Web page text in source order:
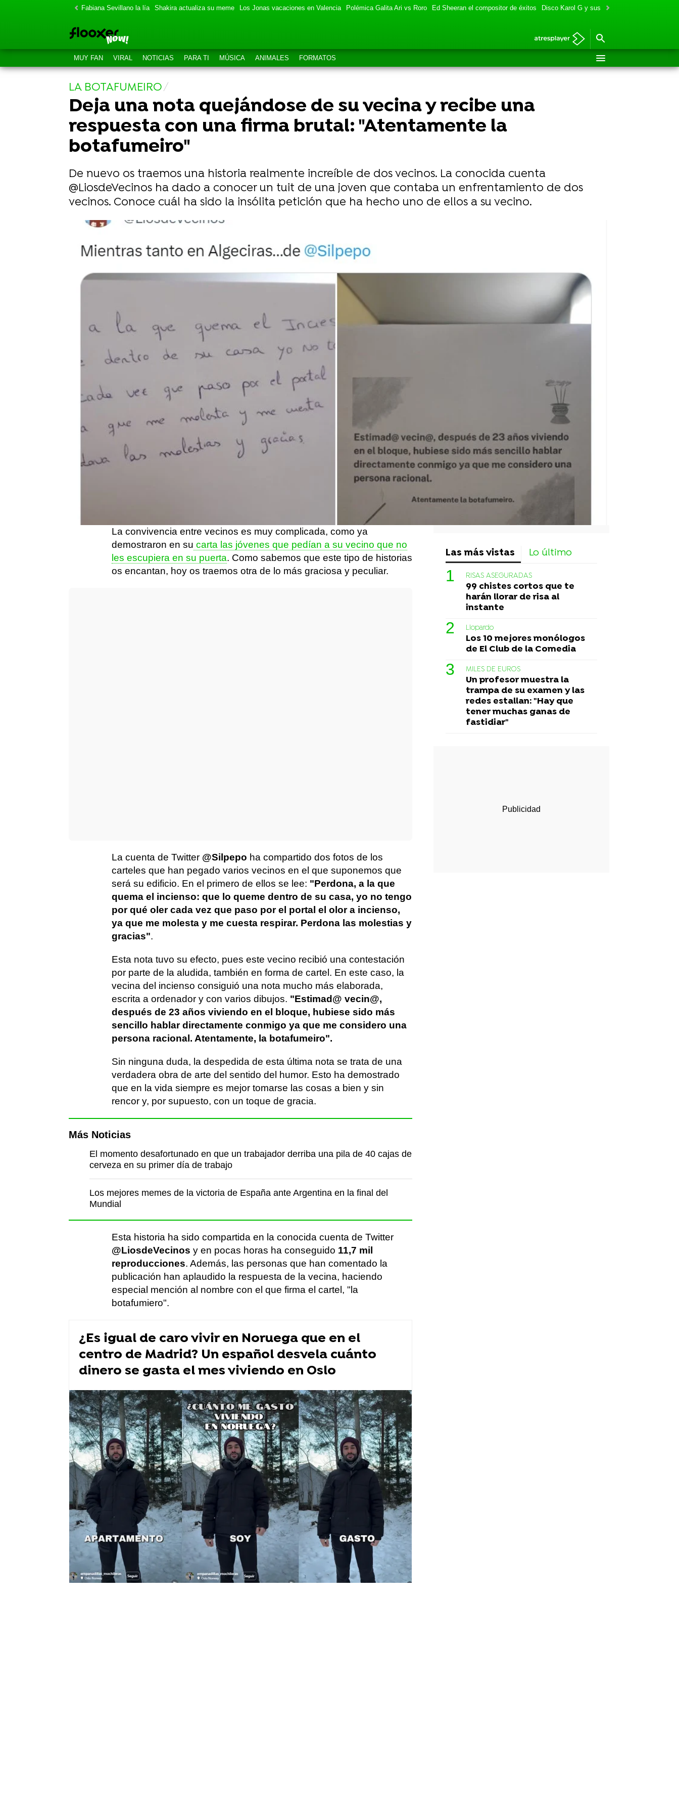
Fabiana Sevillano la lía Shakira actualiza su meme Los Jonas vacaciones en Valencia Polémica Galita Ari vs Roro Ed Sheeran el compositor de éxitos Disco Karol G y sus colaboraciones
MUY FAN VIRAL NOTICIAS PARA TI MÚSICA ANIMALES FORMATOS
LA BOTAFUMEIRO
Deja una nota quejándose de su vecina y recibe una
respuesta con una firma brutal: "Atentamente la
botafumeiro"
De nuevo os traemos una historia realmente increíble de dos vecinos. La conocida cuenta
@LiosdeVecinos ha dado a conocer un tuit de una joven que contaba un enfrentamiento de dos
vecinos. Conoce cuál ha sido la insólita petición que ha hecho uno de ellos a su vecino.
Publicado: 09 de marzo de 2024, 17:38 WhatsappFacebook
Sabemos que hay personas más sensibles que otras a los olores, al
igual que sabemos que existen personas con mayor predisposición
de tratar ciertos problemas cara a cara. El problema surge cuando
La convivencia entre vecinos es muy complicada, como ya
demostraron en su carta las jóvenes que pedían a su vecino que no
les escupiera en su puerta. Como sabemos que este tipo de historias
os encantan, hoy os traemos otra de lo más graciosa y peculiar.
La cuenta de Twitter @Silpepo ha compartido dos fotos de los
carteles que han pegado varios vecinos en el que suponemos que
será su edificio. En el primero de ellos se lee: "Perdona, a la que
quema el incienso: que lo queme dentro de su casa, yo no tengo
por qué oler cada vez que paso por el portal el olor a incienso,
ya que me molesta y me cuesta respirar. Perdona las molestias y
gracias".
Esta nota tuvo su efecto, pues este vecino recibió una contestación
por parte de la aludida, también en forma de cartel. En este caso, la
vecina del incienso consiguió una nota mucho más elaborada,
escrita a ordenador y con varios dibujos. "Estimad@ vecin@,
después de 23 años viviendo en el bloque, hubiese sido más
sencillo hablar directamente conmigo ya que me considero una
persona racional. Atentamente, la botafumeiro".
Sin ninguna duda, la despedida de esta última nota se trata de una
verdadera obra de arte del sentido del humor. Esto ha demostrado
que en la vida siempre es mejor tomarse las cosas a bien y sin
rencor y, por supuesto, con un toque de gracia.
Más Noticias
El momento desafortunado en que un trabajador derriba una pila de 40 cajas de
cerveza en su primer día de trabajo
Los mejores memes de la victoria de España ante Argentina en la final del
Mundial
Esta historia ha sido compartida en la conocida cuenta de Twitter
@LiosdeVecinos y en pocas horas ha conseguido 11,7 mil
reproducciones. Además, las personas que han comentado la
publicación han aplaudido la respuesta de la vecina, haciendo
especial mención al nombre con el que firma el cartel, "la
botafumiero".
¿Es igual de caro vivir en Noruega que en el
centro de Madrid? Un español desvela cuánto
dinero se gasta el mes viviendo en Oslo
Twitter tuit viral
Las más vistas Lo último
RISAS ASEGURADAS
99 chistes cortos que te
harán llorar de risa al
instante
Liopardo
Los 10 mejores monólogos
de El Club de la Comedia
MILES DE EUROS
Un profesor muestra la
trampa de su examen y las
redes estallan: "Hay que
tener muchas ganas de
fastidiar"